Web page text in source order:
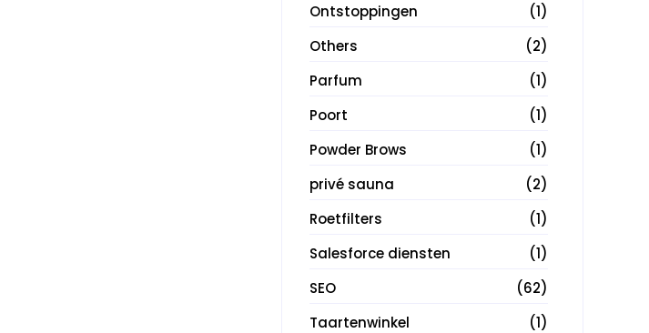
Ontstoppingen
(1)
Others
(2)
Parfum
(1)
Poort
(1)
Powder Brows
(1)
privé sauna
(2)
Roetfilters
(1)
Salesforce diensten
(1)
SEO
(62)
Taartenwinkel
(1)